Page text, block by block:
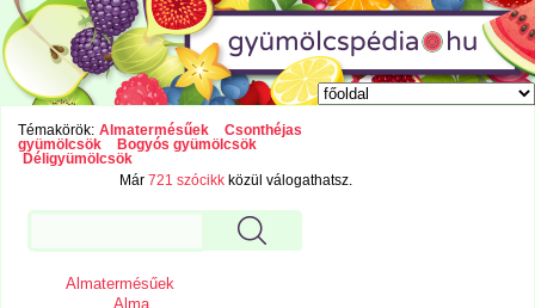
Témakörök: Almatermésűek
Csonthéjas
gyümölcsök
Bogyós gyümölcsök
Déligyümölcsök
Már721 szócikk közül válogathatsz.
Almatermésűek
Alma